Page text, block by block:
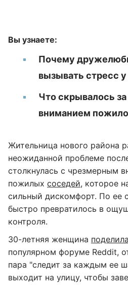
Вы узнаете:
Почему
вызывать стресс
Что скрывалось
вниманием
Жительница нового района
неожиданной проблеме
столкнулась с чрезмерным
пожилых соседей, которое
сильный дискомфорт. По ее
быстро превратилось в
контроля.
30-летняя женщина
популярном форуме Reddit,
пара "следит за каждым ее
выходит на улицу, чтобы